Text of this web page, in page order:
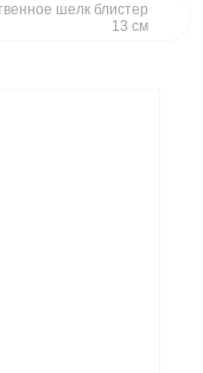
шелк блистер
13 см